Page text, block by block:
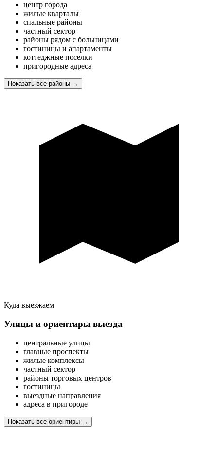
центр города
жилые кварталы
спальные районы
частный сектор
районы рядом с больницами
гостиницы и апартаменты
коттеджные поселки
пригородные адреса
Показать все районы →
Куда выезжаем
Улицы и ориентиры выезда
центральные улицы
главные проспекты
жилые комплексы
частный сектор
районы торговых центров
гостиницы
выездные направления
адреса в пригороде
Показать все ориентиры →